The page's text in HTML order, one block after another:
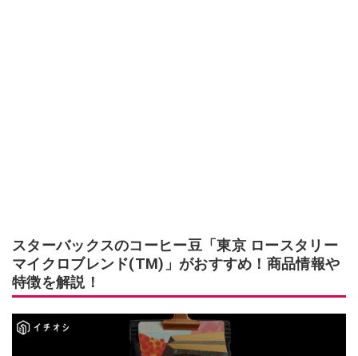
スターバックスのコーヒー豆「東京 ロースタリー
マイクロブレンド(TM)」がおすすめ！商品情報や
特徴を解説！